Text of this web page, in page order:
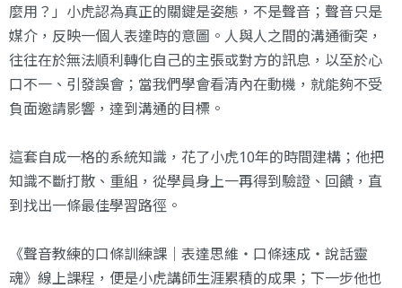
麼用？」小虎認為真正的關鍵是姿態，不是聲音；聲音只是
媒介，反映一個人表達時的意圖。人與人之間的溝通衝突，
往往在於無法順利轉化自己的主張或對方的訊息，以至於心
口不一、引發誤會；當我們學會看清內在動機，就能夠不受
負面邀請影響，達到溝通的目標。
這套自成一格的系統知識，花了小虎10年的時間建構；他把
知識不斷打散、重組，從學員身上一再得到驗證、回饋，直
到找出一條最佳學習路徑。
《聲音教練的口條訓練課｜表達思維・口條速成・說話靈
魂》 線上課程，便是小虎講師生涯累積的成果；下一步他也